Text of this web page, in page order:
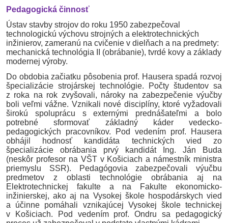
Pedagogická činnosť
Ústav stavby strojov do roku 1950 zabezpečoval
technologickú výchovu strojných a elektrotechnických
inžinierov, zameranú na cvičenie v dielňach a na predmety:
mechanická technológia II (obrábanie), tvrdé kovy a základy
modernej výroby.
Do obdobia začiatku pôsobenia prof. Hausera spadá rozvoj
špecializácie strojárskej technológie. Počty študentov sa
z roka na rok zvyšovali, nároky na zabezpečenie výučby
boli veľmi vážne. Vznikali nové disciplíny, ktoré vyžadovali
širokú spoluprácu s externými prednášateľmi a bolo
potrebné sformovať základný káder vedecko-
pedagogických pracovníkov. Pod vedením prof.
Hausera
obhájil hodnosť kandidáta technických vied zo
špecializácie obrábania prvý kandidát Ing. Ján
Buda
(neskôr profesor na VŠT v Košiciach a námestník ministra
priemyslu SSR). Pedagógovia zabezpečovali výučbu
predmetov z oblasti technológie obrábania aj na
Elektrotechnickej fakulte a na Fakulte ekonomicko-
inžinierskej, ako aj na Vysokej škole hospodárskych vied
a účinne pomáhali vznikajúcej Vysokej škole technickej
v Košiciach. Pod vedením prof.Ondru sa pedagogický